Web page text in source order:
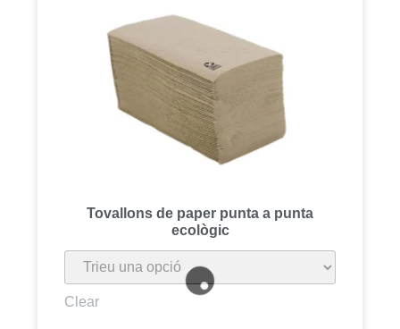
Tovallons de paper punta a punta
ecològic
Clear